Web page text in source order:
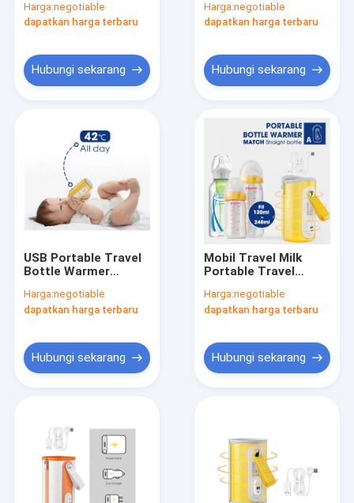
Portable Untuk Mobil
Harga:negotiable
dapatkan harga terbaru
Hubungi sekarang
Thermostat Outdoor
Night Feeding
Harga:negotiable
dapatkan harga terbaru
Hubungi sekarang
USB Portable Travel
Bottle Warmer
Derajat Penutup
Lengan Botol Susu
Harga:negotiable
dapatkan harga terbaru
Hubungi sekarang
Mobil Travel Milk
Portable Travel
Lima Kecepatan
Harga:negotiable
dapatkan harga terbaru
Hubungi sekarang